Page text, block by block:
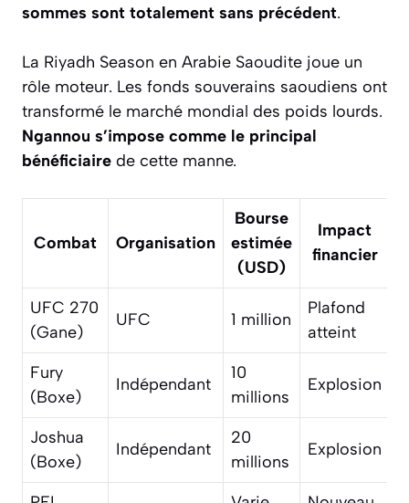
sommes sont totalement sans précédent.
La Riyadh Season en Arabie Saoudite joue un
rôle moteur. Les fonds souverains saoudiens ont
transformé le marché mondial des poids lourds.
Ngannou s’impose comme le principal
bénéficiaire de cette manne.
Combat Organisation
Bourse
estimée
(USD)
Impact
financier
UFC 270
(Gane)
UFC 1 million
Plafond
atteint
Fury
(Boxe)
Indépendant
10
millions
Explosion
Joshua
(Boxe)
Indépendant
20
millions
Explosion